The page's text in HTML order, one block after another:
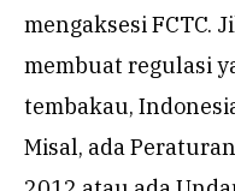
mengaksesi FCTC.
membuat regulasi
tembakau,
Misal, ada